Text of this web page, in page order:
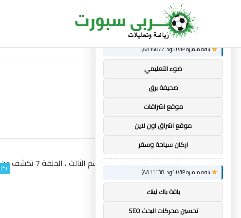
الجديد
ساندرو تونالي: أقنعه مدرب توتنهام روبرتو دي زيربي
توصيات : ×
باقة متميزة VIP (كود: AA35872):
ضوء التعليمي
صحيفة برق
موقع اشراقات
موقع اشراق اون لاين
اركان سياحة وسفر
باقة متميزة VIP (كود: AA11138):
باقة باك لينك
تحسين محركات البحث SEO